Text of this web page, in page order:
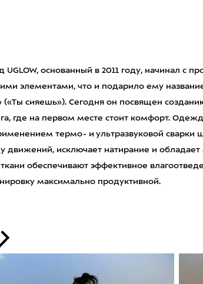
UGLOW, основанный в 2011 году, начинал с
элементами, что и подарило ему
(«Ты сияешь»). Сегодня он посвящен
где на первом месте стоит комфорт.
термо- и ультразвуковой сварки
движений, исключает натирание и
обеспечивают эффективное
максимально продуктивной.